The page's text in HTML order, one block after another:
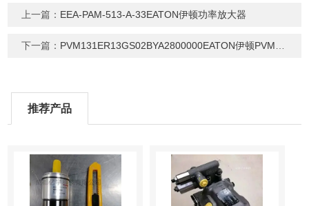
上一篇： EEA-PAM-513-A-33EATON伊顿功率放大器
下一篇： PVM131ER13GS02BYA2800000EATON伊顿PVM系列柱塞泵
推荐产品